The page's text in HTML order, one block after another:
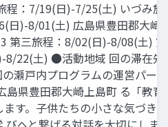
程：7/19(⽇)-7/25(⼟) いづみ旅
⽇)-8/01(⼟) 広島県豊⽥郡⼤崎
第三旅程：8/02(⽇)-8/08(⼟)
8/22(⼟) ●活動地域 回の滞在先
の瀬⼾内プログラムの運営パー
島県豊⽥郡⼤崎上島町 る「教育
ます。⼦供たちの⼩さな気づき